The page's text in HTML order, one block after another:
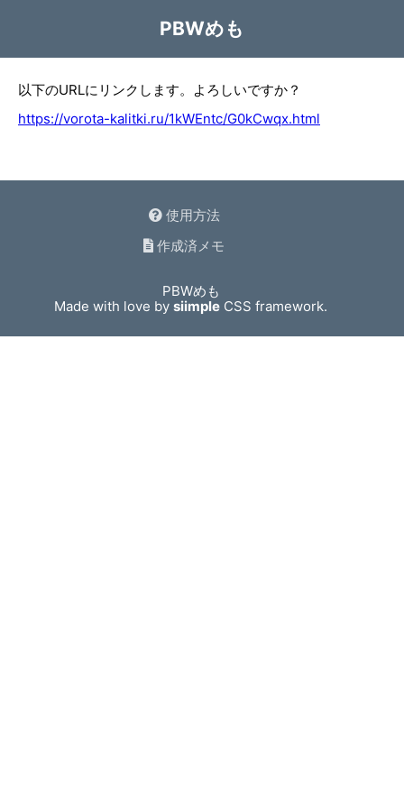
PBWめも
以下のURLにリンクします。よろしいですか？
https://vorota-kalitki.ru/1kWEntc/G0kCwqx.html
使用方法
作成済メモ
PBWめも
Made with love bysiimple CSS framework.